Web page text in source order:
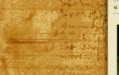
«